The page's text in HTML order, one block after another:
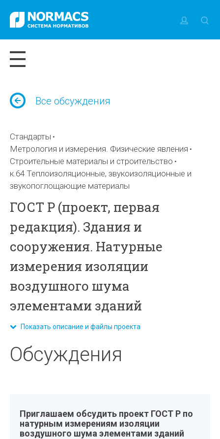
Все обсуждения
Стандарты
Метрология и измерения. Физические явления
Строительные материалы и строительство
к.64 Теплоизоляционные, звукоизоляционные и
звукопоглощающие материалы
ГОСТ Р (проект, первая
редакция). Здания и
сооружения. Натурные
измерения изоляции
воздушного шума
элементами зданий
Показать описание и файлы проекта
Обсуждения
Приглашаем обсудить проект ГОСТ Р по
натурным измерениям изоляции
воздушного шума элементами зданий